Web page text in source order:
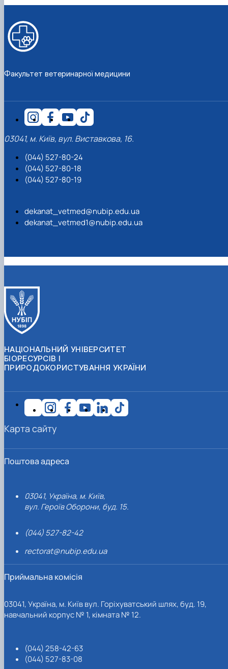
Факультет ветеринарної медицини
03041, м. Київ, вул. Виставкова, 16.
(044) 527-80-24
(044) 527-80-18
(044) 527-80-19
dekanat_vetmed@nubip.edu.ua
dekanat_vetmed1@nubip.edu.ua
НАЦІОНАЛЬНИЙ УНІВЕРСИТЕТ
БІОРЕСУРСІВ І
ПРИРОДОКОРИСТУВАННЯ УКРАЇНИ
Поштова адреса
03041, Україна, м. Київ,
вул. Героїв Оборони, буд. 15.
(044) 527-82-42
rectorat@nubip.edu.ua
Приймальна комісія
03041, Україна, м. Київ вул. Горіхуватський шлях, буд. 19,
навчальний корпус № 1, кімната № 12.
(044) 258-42-63
(044) 527-83-08
Карта сайту